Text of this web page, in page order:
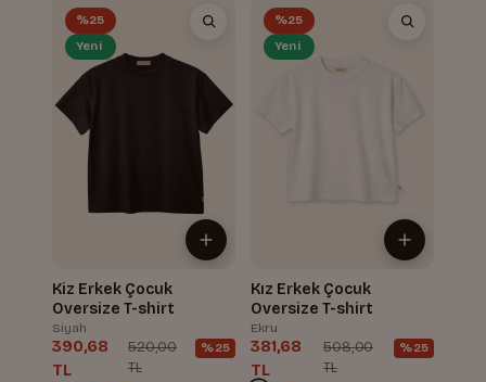
%25
Yeni
Kiz Erkek Çocuk
Oversize T-shirt
Siyah
390,68
TL
520,00
TL
%25
%25
Yeni
Kız Erkek Çocuk
Oversize T-shirt
Ekru
381,68
TL
508,00
TL
%25